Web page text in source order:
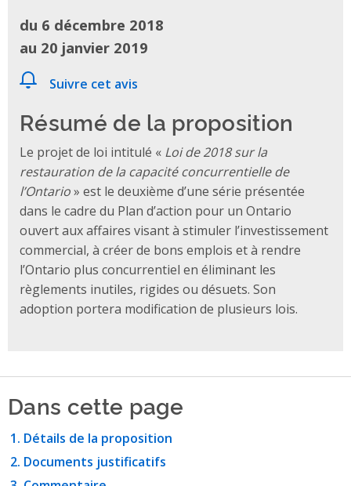
du 6 décembre 2018
au 20 janvier 2019
Suivre cet avis
Résumé de la proposition
Le projet de loi intitulé « Loi de 2018 sur la
restauration de la capacité concurrentielle de
l’Ontario» est le deuxième d’une série présentée
dans le cadre du Plan d’action pour un Ontario
ouvert aux affaires visant à stimuler l’investissement
commercial, à créer de bons emplois et à rendre
l’Ontario plus concurrentiel en éliminant les
règlements inutiles, rigides ou désuets. Son
adoption portera modification de plusieurs lois.
Dans cette page
Détails de la proposition
Documents justificatifs